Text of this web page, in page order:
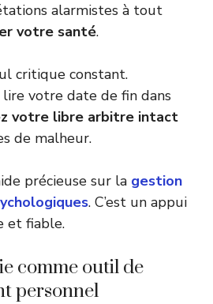
alarmistes à tout
votre santé.
critique constant.
votre date de fin dans
votre libre arbitre intact
de malheur.
précieuse sur la gestion
. C’est un appui
et fiable.
comme outil de
personnel